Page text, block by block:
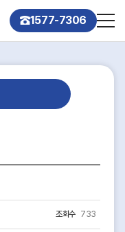
1577-7306
조회수 733